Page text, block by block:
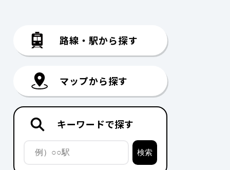
路線・駅から探す
マップから探す
キーワードで探す